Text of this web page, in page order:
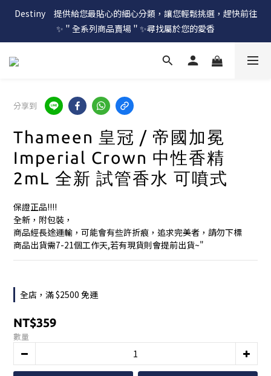
Destiny　提供給您最貼心的細心分類，讓您輕鬆挑選，趕快前往
✨＂全系列商品賣場＂✨尋找屬於您的愛香
分享到
Thameen 皇冠 / 帝國加冕
Imperial Crown 中性香精
2mL 全新 試管香水 可噴式
保證正品!!!!
全新，附包裝，
商品經長途運輸，可能會有些許折痕，追求完美者，請勿下標
商品出貨需7-21個工作天,若有現貨則會提前出貨~"
全店，滿 $2500 免運
NT$359
數量